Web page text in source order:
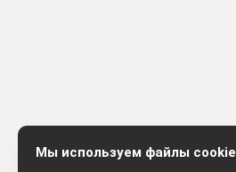
Мы используем файлы cookie